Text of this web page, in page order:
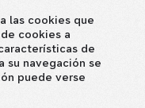
las cookies que
cookies a
de
su navegación se
puede verse